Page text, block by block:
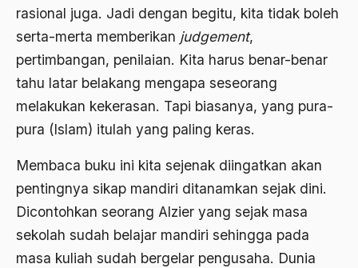
rasional juga. Jadi dengan begitu, kita tidak boleh
serta-merta memberikan judgement,
pertimbangan, penilaian. Kita harus benar-benar
tahu latar belakang mengapa seseorang
melakukan kekerasan. Tapi biasanya, yang pura-
pura (Islam) itulah yang paling keras.
Membaca buku ini kita sejenak diingatkan akan
pentingnya sikap mandiri ditanamkan sejak dini.
Dicontohkan seorang Alzier yang sejak masa
sekolah sudah belajar mandiri sehingga pada
masa kuliah sudah bergelar pengusaha. Dunia
Ahmad Syafi’i Ma’arif
Ahmad Tirtisudiro
ahmad wahib
Ahmad Wahid
Ahmadiyah
AIDS
Airport
Airport Changi
Airport Noto Hadi Negoro